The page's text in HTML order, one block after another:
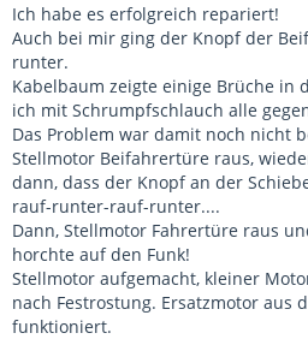
Ich habe es erfolgreich repariert!
Auch bei mir ging der Knopf der
runter.
Kabelbaum zeigte einige Brüche in
ich mit Schrumpfschlauch alle
Das Problem war damit noch nicht
Stellmotor Beifahrertüre raus,
dann, dass der Knopf an der
rauf-runter-rauf-runter....
Dann, Stellmotor Fahrertüre raus
horchte auf den Funk!
Stellmotor aufgemacht, kleiner
nach Festrostung. Ersatzmotor aus
funktioniert.